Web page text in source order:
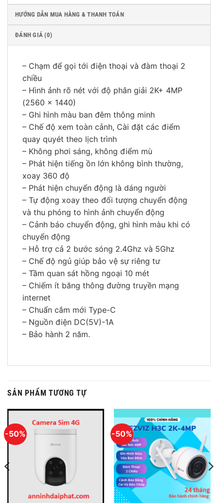
HƯỚNG DẪN MUA HÀNG & THANH TOÁN
ĐÁNH GIÁ (0)
– Chạm để gọi tới điện thoại và đàm thoại 2
chiều
– Hình ảnh rõ nét với độ phân giải 2K+ 4MP
(2560 × 1440)
– Ghi hình màu ban đêm thông minh
– Chế độ xem toàn cảnh, Cài đặt các điểm
quay quyét theo lịch trình
– Không phơi sáng, không điểm mù
– Phát hiện tiếng ồn lớn không bình thường,
xoay 360 độ
– Phát hiện chuyển động là dáng người
– Tự động xoay theo đối tượng chuyển động
và thu phóng to hình ảnh chuyển động
– Cảnh báo chuyển động, ghi hình màu khi có
chuyển động
– Hỗ trợ cả 2 bước sóng 2.4Ghz và 5Ghz
– Chế độ ngủ giúp bảo vệ sự riêng tư
– Tầm quan sát hồng ngoại 10 mét
– Chiếm ít băng thông đường truyền mạng
internet
– Chuẩn cắm mới Type-C
– Nguồn điện DC(5V)-1A
– Bảo hành 2 năm.
SẢN PHẨM TƯƠNG TỰ
-50% -50%